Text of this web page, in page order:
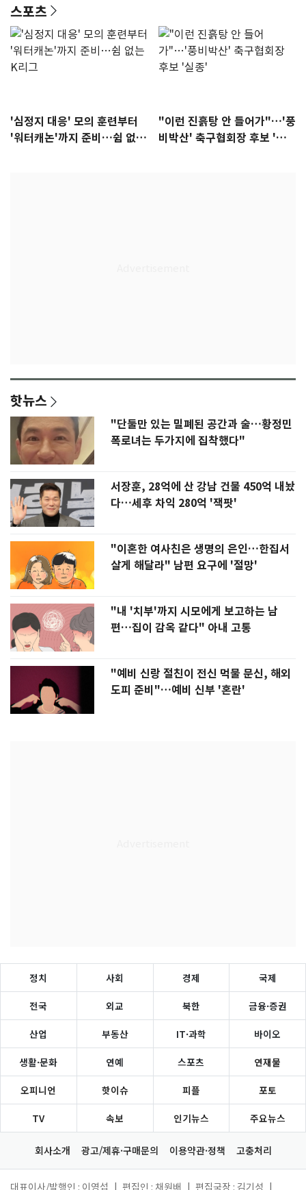
스포츠
'심정지 대응' 모의 훈련부터
'워터캐논'까지 준비…쉼 없는
"이런 진흙탕 안 들어가"…'풍
비박산' 축구협회장 후보 '실
핫뉴스
"단둘만 있는 밀폐된 공간과 술…황정민
폭로녀는 두가지에 집착했다"
서장훈, 28억에 산 강남 건물 450억 내놨
다…세후 차익 280억 '잭팟'
"이혼한 여사친은 생명의 은인…한집서
살게 해달라" 남편 요구에 '절망'
"내 '치부'까지 시모에게 보고하는 남
편…집이 감옥 같다" 아내 고통
"예비 신랑 절친이 전신 먹물 문신, 해외
도피 준비"…예비 신부 '혼란'
정치 사회 경제 국제
전국 외교 북한 금융·증권
산업 부동산 IT·과학 바이오
생활·문화 연예 스포츠 연재물
오피니언 핫이슈 피플 포토
TV 속보 인기뉴스 주요뉴스
회사소개 광고/제휴·구매문의 이용약관·정책 고충처리
대표이사/발행인 : 이영섭 편집인 : 채원배 편집국장 : 김기성